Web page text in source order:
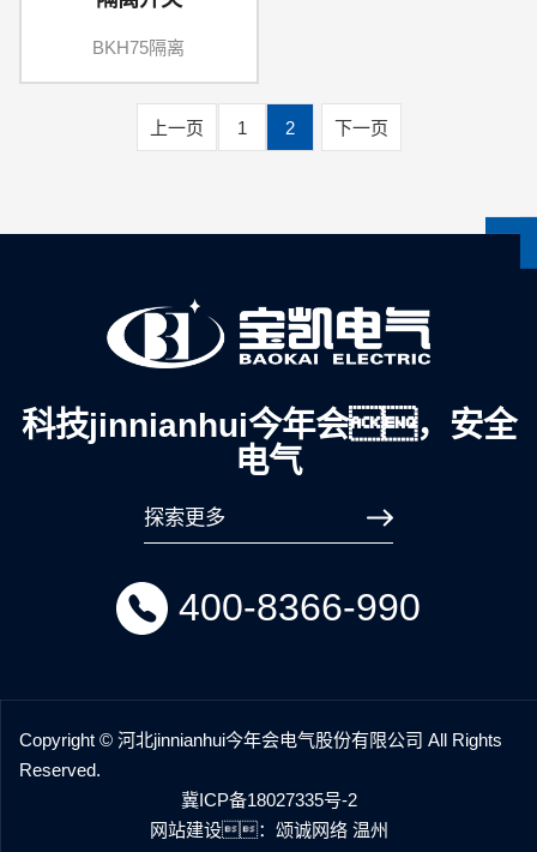
BKH75隔离
上一页 1 2 下一页
科技jinnianhui今年会，安全
电气
探索更多
400-8366-990
Copyright © 河北jinnianhui今年会电气股份有限公司 All Rights
Reserved.
冀ICP备18027335号-2
网站建设： 颂诚网络 温州